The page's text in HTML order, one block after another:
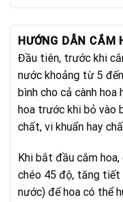
HƯỚNG DẪN CẮM
Đầu tiên, trước khi
nước khoảng từ 5
bình cho cả cành hoa
hoa trước khi bỏ vào
chất, vi khuẩn hay
Khi bắt đầu cắm
chéo 45 độ, tăng tiết
nước) để hoa có thể